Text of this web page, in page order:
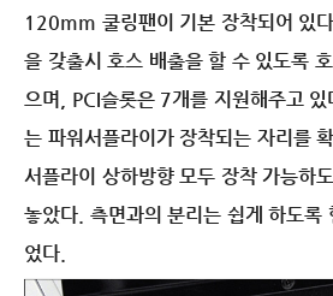
120mm 쿨링팬이 기본 장착되어 있
을 갖출시 호스 배출을 할 수 있도록
으며, PCI슬롯은 7개를 지원해주고 있
는 파워서플라이가 장착되는 자리를
서플라이 상하방향 모두 장착 가능하
놓았다. 측면과의 분리는 쉽게 하도록
었다.